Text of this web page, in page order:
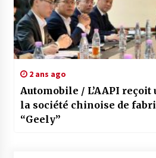
2 ans ago
Automobile / L’AAPI
la société chinoise de
“Geely”